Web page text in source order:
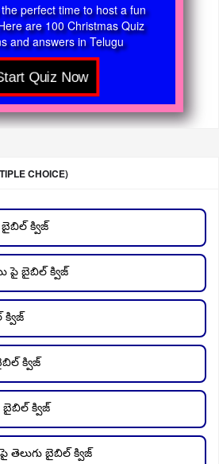
perfect time to host a fun
are 100 Christmas Quiz
and answers in Telugu
CHOICE)
క్విజ్
పై బైబిల్ క్విజ్
క్విజ్
క్విజ్
క్విజ్
తెలుగు బైబిల్ క్విజ్